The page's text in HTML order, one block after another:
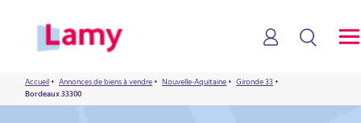
Accueil• Annonces de biens à vendre• Nouvelle-Aquitaine• Gironde 33•
Bordeaux 33300